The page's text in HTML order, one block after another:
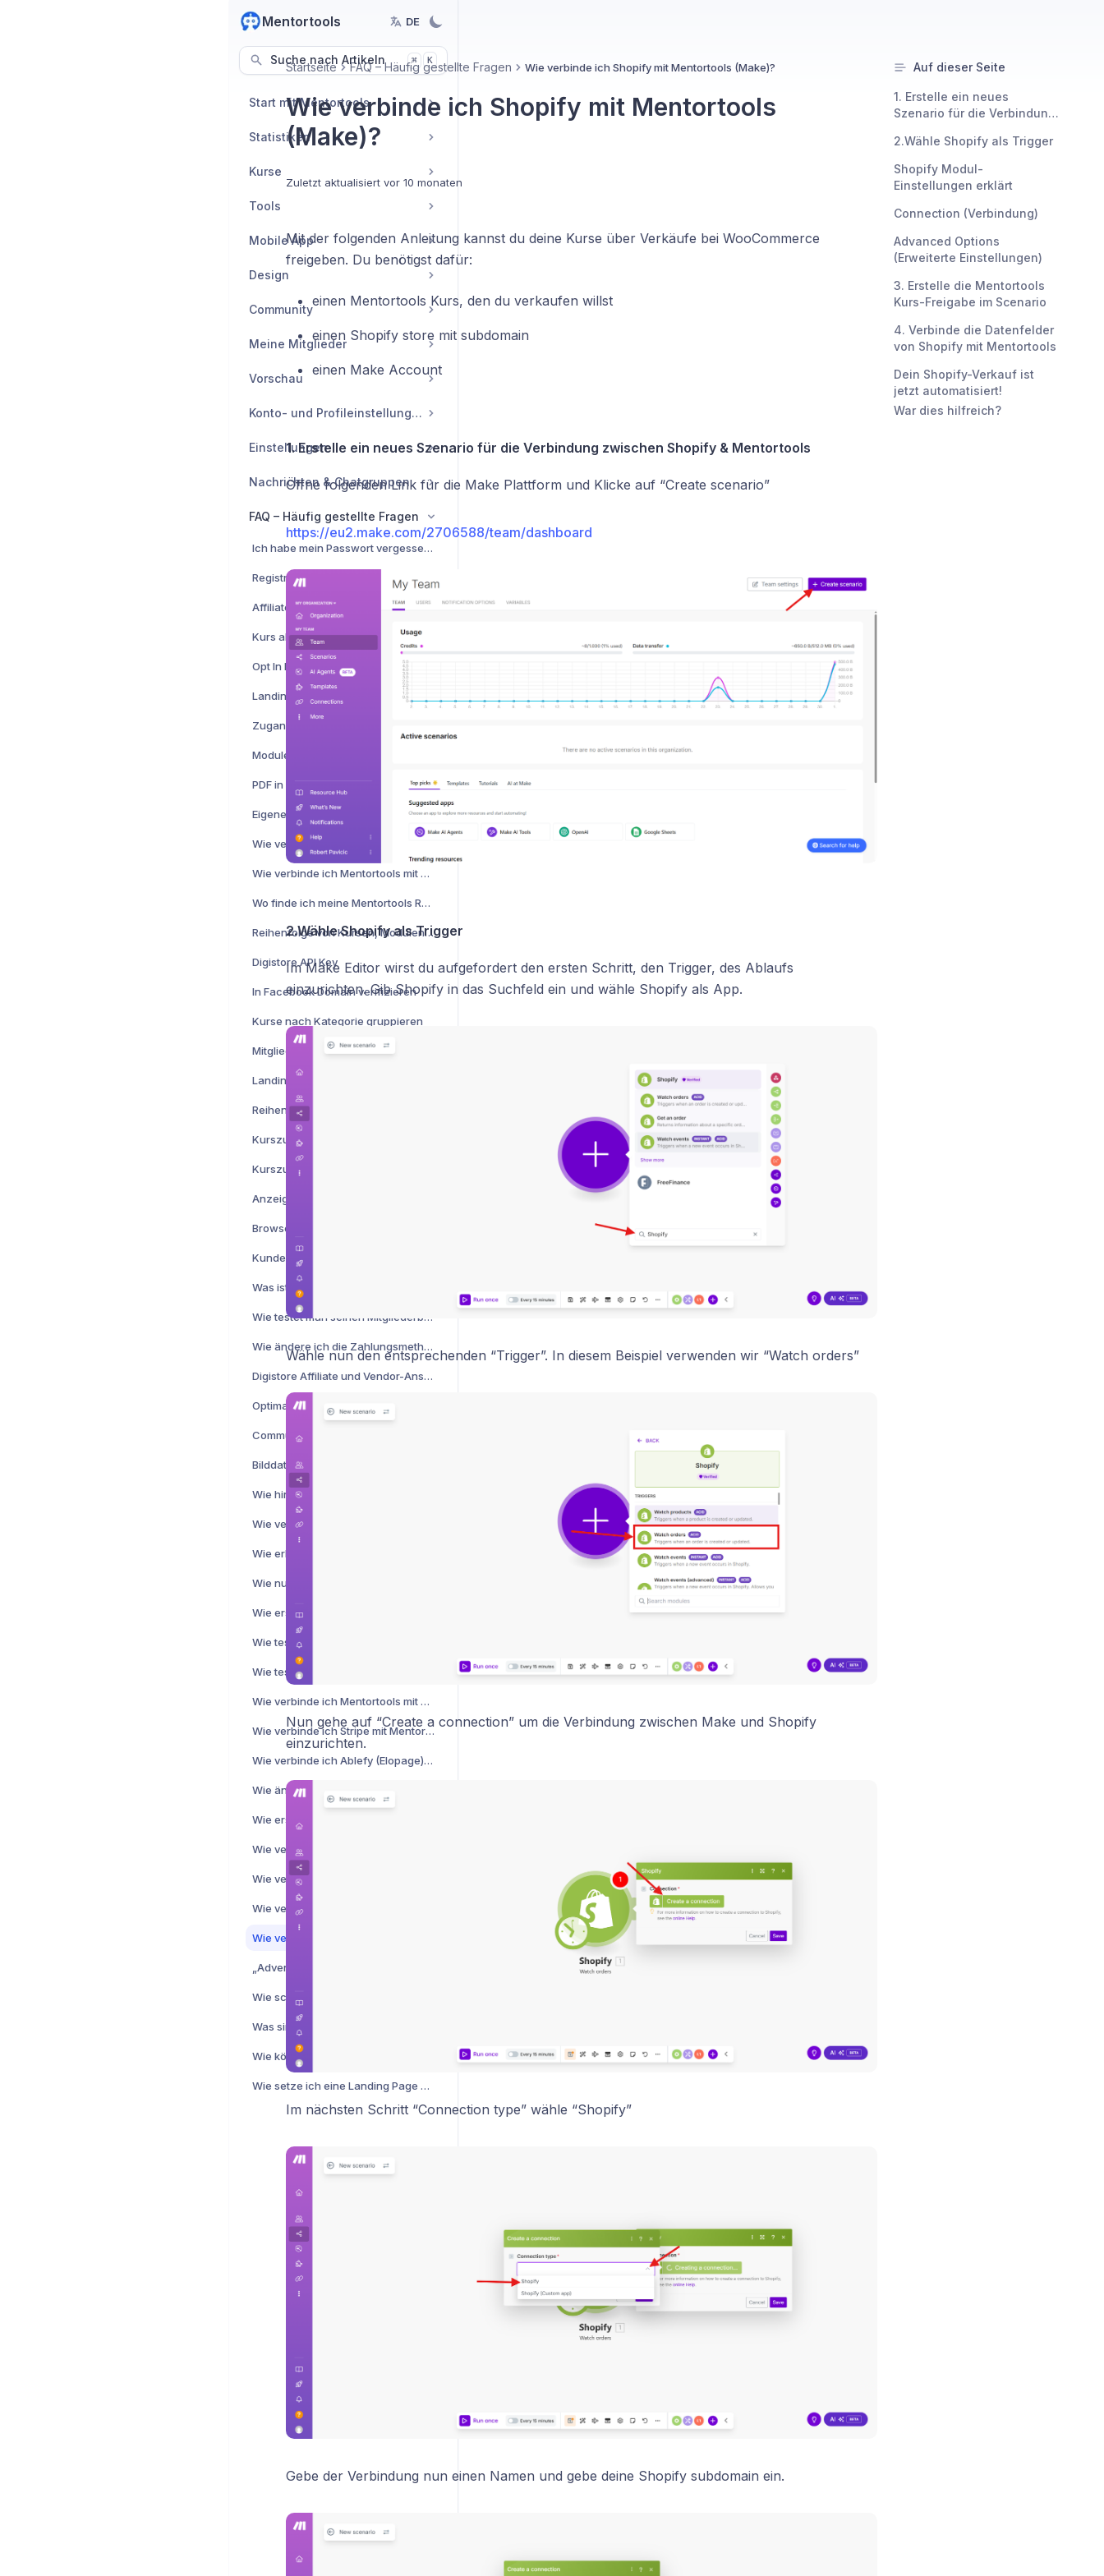
Mentortools DE
Suche nach Artikeln ⌘ K
Start mit Mentortools
Statistiken
Kurse
Tools
Mobile App
Design
Community
Meine Mitglieder
Vorschau
Konto- und Profileinstellungen
Einstellungen
Nachrichten & Chatgruppen
FAQ – Häufig gestellte Fragen
Ich habe mein Passwort vergessen?
Registrierung aktivieren
Affiliate Links generieren und eingliedern
Kurs aktivieren oder deaktivieren
Opt In Prozess löschen
Landing Pages löschen
PDF in den Kursinhalt hochladen
Eigene Domain verwenden
Wie verbinde ich Mentortools mit Copecart?
Wo finde ich meine Mentortools Rechnungen
Reihenfolge von Kursen, Modulen und Lektionen verändern-verschieben
Digistore API Key
In Facebook Domain verifizieren
Kurse nach Kategorie gruppieren
Mitglieder manuell hinzufügen
Kurszugriff verlängern
Kurszugriff entfernen
Anzeige von Lektionsbildern
Browser Cache löschen
Wie testet man seinen Mitgliederbereich?
Wie ändere ich die Zahlungsmethode für meinen Mentortools Account
Digistore Affiliate und Vendor-Ansicht wechseln
Community einem Kurs zuweisen
Wie verbinde ich Mentortools mit ThriveCart?
Wie verbinde ich Stripe mit Mentortools?
Wie verbinde ich Ablefy (Elopage) mit Mentortools?
Wie schlage ich eine Funktion vor?
Was sind "Credits" in Mentortools?
Wie setze ich eine Landing Page als Homepage?
Startseite FAQ – Häufig gestellte Fragen Wie verbinde ich Shopify mit Mentortools (Make)?
Wie verbinde ich Shopify mit Mentortools
(Make)?
Zuletzt aktualisiert vor 10 monaten
Mit der folgenden Anleitung kannst du deine Kurse über Verkäufe bei WooCommerce
freigeben. Du benötigst dafür:
einen Mentortools Kurs, den du verkaufen willst
einen Shopify store mit subdomain
einen Make Account
1. Erstelle ein neues Szenario für die Verbindung zwischen Shopify & Mentortools
Öffne folgenden Link für die Make Plattform und Klicke auf “Create scenario”
https://eu2.make.com/2706588/team/dashboard
2.Wähle Shopify als Trigger
Im Make Editor wirst du aufgefordert den ersten Schritt, den Trigger, des Ablaufs
einzurichten. Gib Shopify in das Suchfeld ein und wähle Shopify als App.
Wähle nun den entsprechenden “Trigger”. In diesem Beispiel verwenden wir “Watch orders”
Nun gehe auf “Create a connection” um die Verbindung zwischen Make und Shopify
einzurichten.
Im nächsten Schritt “Connection type” wähle “Shopify”
Gebe der Verbindung nun einen Namen und gebe deine Shopify subdomain ein.
Auf dieser Seite
1. Erstelle ein neues
Szenario für die Verbindung
Mentortools
2.Wähle Shopify als Trigger
Shopify Modul-
Einstellungen erklärt
Connection (Verbindung)
Advanced Options
(Erweiterte Einstellungen)
3. Erstelle die Mentortools
Kurs-Freigabe im Scenario
4. Verbinde die Datenfelder
von Shopify mit Mentortools
Dein Shopify-Verkauf ist
jetzt automatisiert!
War dies hilfreich?